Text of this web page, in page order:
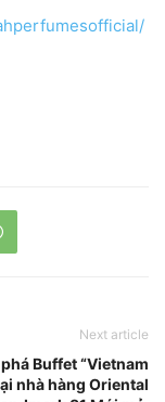
Next article
Buffet “Vietnam
nhà hàng Oriental